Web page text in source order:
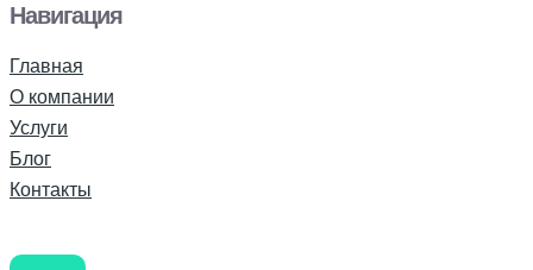
Навигация
Главная
О компании
Услуги
Блог
Контакты